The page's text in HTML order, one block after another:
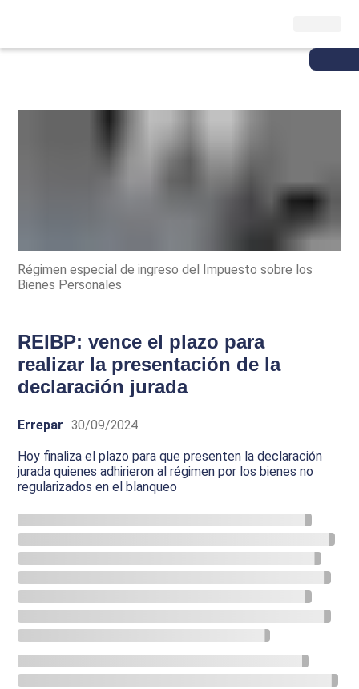
Régimen especial de ingreso del Impuesto sobre los
Bienes Personales
REIBP: vence el plazo para
realizar la presentación de la
declaración jurada
Errepar 30/09/2024
Hoy finaliza el plazo para que presenten la declaración
jurada quienes adhirieron al régimen por los bienes no
regularizados en el blanqueo